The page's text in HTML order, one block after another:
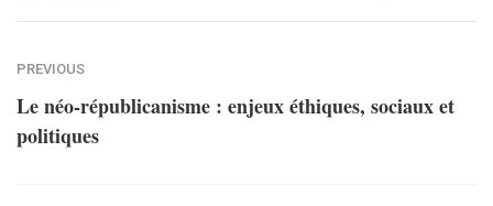
PREVIOUS
Le néo-républicanisme : enjeux éthiques, sociaux et
politiques